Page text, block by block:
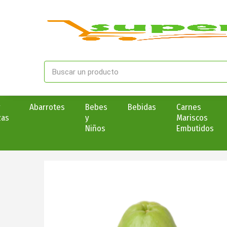
Abarrotes
Bebes
y
Niños
Bebidas
Carnes
Mariscos
Embutidos